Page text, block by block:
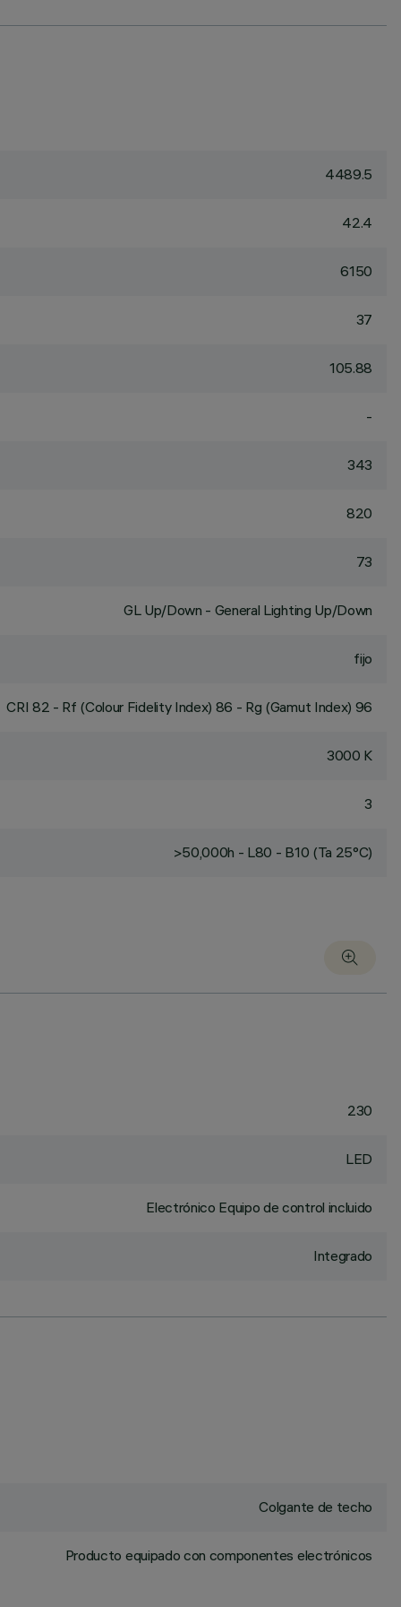
4489.5
42.4
6150
37
105.88
-
343
820
73
GL Up/Down - General Lighting Up/Down
fijo
CRI 82 - Rf (Colour Fidelity Index) 86 - Rg (Gamut Index) 96
3000 K
3
>50,000h - L80 - B10 (Ta 25°C)
230
LED
Electrónico Equipo de control incluido
Integrado
Colgante de techo
Producto equipado con componentes electrónicos